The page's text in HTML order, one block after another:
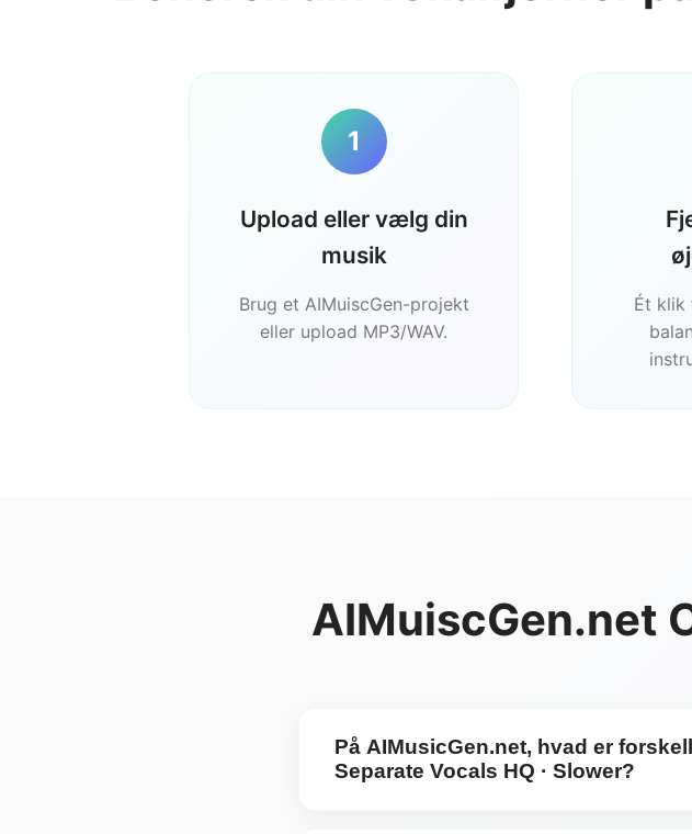
1
Upload eller vælg din
musik
Brug et AIMuiscGen-projekt
eller upload MP3/WAV.
Ét klik
AIMuiscGen.net
På AIMusicGen.net, hvad er
Separate Vocals HQ · Slower?